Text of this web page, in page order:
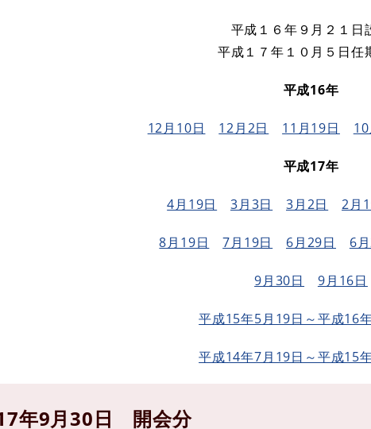
平成１６年９月２１日
平成１７年１０月５日任
平成16年
12月10日 12月2日 11月19日
平成17年
4月19日 3月3日 3月2日 2月
8月19日 7月19日 6月29日 6
9月30日 9月16日
平成15年5月19日～平成16
平成14年7月19日～平成15
年9月30日 開会分